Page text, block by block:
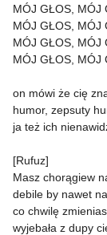
MÓJ GŁOS, MÓJ
MÓJ GŁOS, MÓJ
MÓJ GŁOS, MÓJ
MÓJ GŁOS, MÓJ
on mówi że cię
humor, zepsuty
ja też ich
[Rufuz]
Masz chorągiew
debile by nawet
co chwilę
wyjebała z dupy